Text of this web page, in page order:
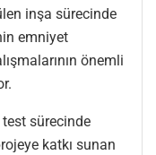
inşa sürecinde
emniyet
önemli
sürecinde
katkı sunan